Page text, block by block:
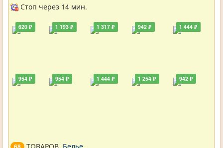
Стоп через 14 мин.
620 ₽
954 ₽
1 193 ₽
954 ₽
1 317 ₽
1 444 ₽
942 ₽
1 254 ₽
1 444 ₽
942 ₽